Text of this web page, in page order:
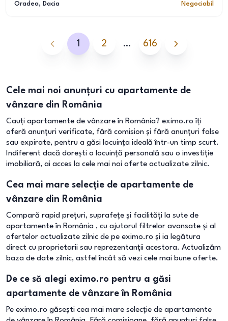
Oradea, Dacia Negociabil
1 2 … 616
Cele mai noi anunțuri cu apartamente de
vânzare din România
Cauți apartamente de vânzare în România? eximo.ro îți
oferă anunțuri verificate, fără comision și fără anunțuri false
sau expirate, pentru a găsi locuința ideală într-un timp scurt.
Indiferent dacă dorești o locuință personală sau o investiție
imobiliară, ai acces la cele mai noi oferte actualizate zilnic.
Cea mai mare selecție de apartamente de
vânzare din România
Compară rapid prețuri, suprafețe și facilități la sute de
apartamente în România , cu ajutorul filtrelor avansate și al
ofertelor actualizate zilnic de pe eximo.ro și ia legătura
direct cu proprietarii sau reprezentanții acestora. Actualizăm
baza de date zilnic, astfel încât să vezi cele mai bune oferte.
De ce să alegi eximo.ro pentru a găsi
apartamente de vânzare în România
Pe eximo.ro găsești cea mai mare selecție de apartamente